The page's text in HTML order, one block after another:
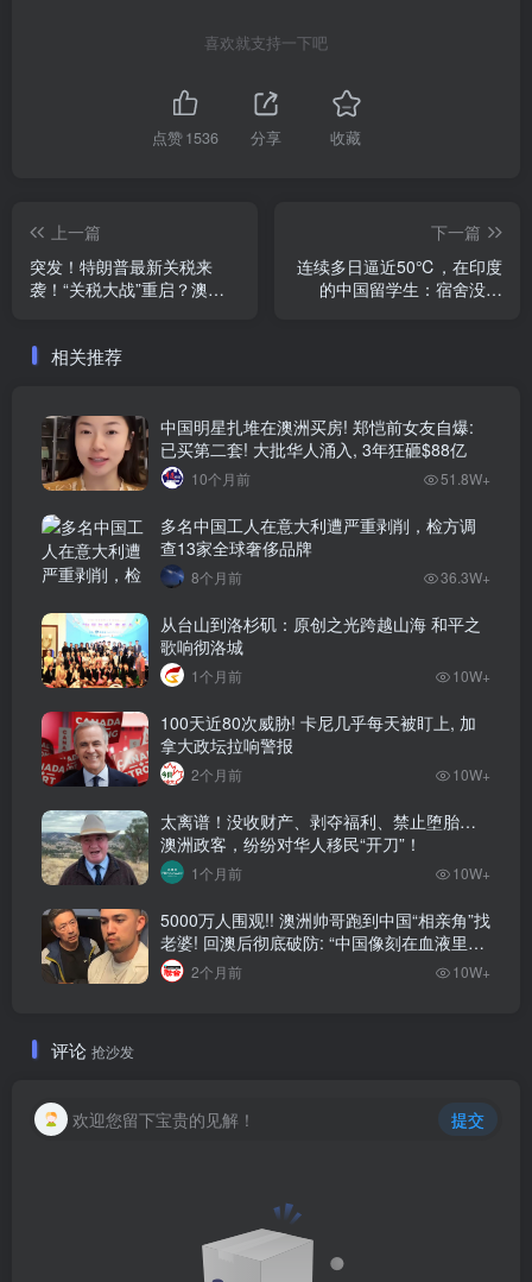
喜欢就支持一下吧
点赞1536 分享 收藏
上一篇
突发！特朗普最新关税来
袭！“关税大战”重启？澳中
下一篇
连续多日逼近50℃，在印度
的中国留学生：宿舍没空
相关推荐
中国明星扎堆在澳洲买房! 郑恺前女友自爆:
已买第二套! 大批华人涌入, 3年狂砸$88亿
10个月前 51.8W+
多名中国工人在意大利遭严重剥削，检方调
查13家全球奢侈品牌
8个月前 36.3W+
从台山到洛杉矶：原创之光跨越山海 和平之
歌响彻洛城
1个月前 10W+
100天近80次威胁! 卡尼几乎每天被盯上, 加
拿大政坛拉响警报
2个月前 10W+
太离谱！没收财产、剥夺福利、禁止堕胎…
澳洲政客，纷纷对华人移民“开刀”！
1个月前 10W+
5000万人围观!! 澳洲帅哥跑到中国“相亲角”找
老婆! 回澳后彻底破防: “中国像刻在血液里的
家”! 全网疯狂热议…
2个月前 10W+
评论 抢沙发
欢迎您留下宝贵的见解！ 提交